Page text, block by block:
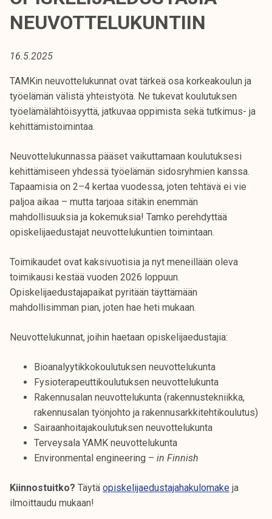
o
k
e
a
k
u
l
u
n
o
p
s
k
e
l
j
NEUVOTTELUKUNTIIN
16.5.2025
TAMKin neuvottelukunnat ovat tärkeä osa korkeakoulun ja
työelämän välistä yhteistyötä. Ne tukevat koulutuksen
työelämälähtöisyyttä, jatkuvaa oppimista sekä tutkimus- ja
kehittämistoimintaa.
Neuvottelukunnassa pääset vaikuttamaan koulutuksesi
kehittämiseen yhdessä työelämän sidosryhmien kanssa.
Tapaamisia on 2–4 kertaa vuodessa, joten tehtävä ei vie
paljoa aikaa – mutta tarjoaa sitäkin enemmän
mahdollisuuksia ja kokemuksia! Tamko perehdyttää
opiskelijaedustajat neuvottelukuntien toimintaan.
Toimikaudet ovat kaksivuotisia ja nyt meneillään oleva
toimikausi kestää vuoden 2026 loppuun.
Opiskelijaedustajapaikat pyritään täyttämään
mahdollisimman pian, joten hae heti mukaan.
Neuvottelukunnat, joihin haetaan opiskelijaedustajia:
Bioanalyytikkokoulutuksen neuvottelukunta
Fysioterapeuttikoulutuksen neuvottelukunta
Rakennusalan neuvottelukunta (rakennustekniikka,
rakennusalan työnjohto ja rakennusarkkitehtikoulutus)
Sairaanhoitajakoulutuksen neuvottelukunta
Terveysala YAMK neuvottelukunta
Environmental engineering – in Finnish
Kiinnostuitko? Täytä opiskelijaedustajahakulomake ja
ilmoittaudu mukaan!